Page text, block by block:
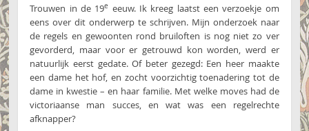
Trouwen in de 19e eeuw. Ik kreeg laatst een verzoekje om
eens over dit onderwerp te schrijven. Mijn onderzoek naar
de regels en gewoonten rond bruiloften is nog niet zo ver
gevorderd, maar voor er getrouwd kon worden, werd er
natuurlijk eerst gedate. Of beter gezegd: Een heer maakte
een dame het hof, en zocht voorzichtig toenadering tot de
dame in kwestie – en haar familie. Met welke moves had de
victoriaanse man succes, en wat was een regelrechte
afknapper?